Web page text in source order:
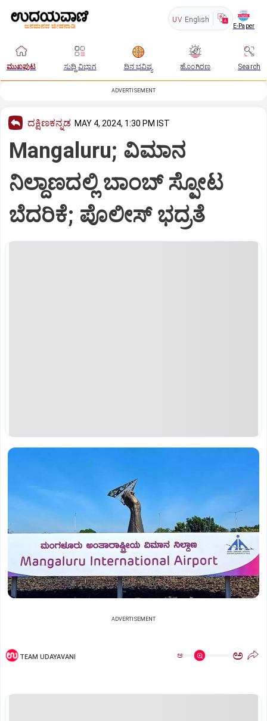
UV English
E-Paper
ಮುಖಪುಟ ಸುದ್ದಿ ವಿಭಾಗ ದಿನ ಭವಿಷ್ಯ ಹೊಂಗಿರಣ Search
ADVERTISEMENT
ದಕ್ಷಿಣಕನ್ನಡ MAY 4, 2024, 1:30 PM IST
Mangaluru; ವಿಮಾನ
ನಿಲ್ದಾಣದಲ್ಲಿ ಬಾಂಬ್ ಸ್ಪೋಟ
ಬೆದರಿಕೆ; ಪೊಲೀಸ್ ಭದ್ರತೆ
ADVERTISEMENT
TEAM UDAYAVANI ಅ ಅ